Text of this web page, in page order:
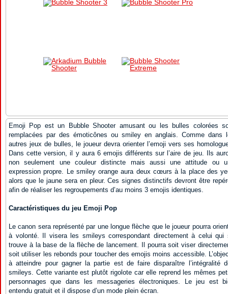
Emoji Pop est un Bubble Shooter amusant ou les bulles colorées
remplacées par des émoticônes ou smiley en anglais. Comme dans
autres jeux de bulles, le joueur devra orienter l’emoji vers ses
Dans cette version, il y aura 6 emojis différents sur l’aire de jeu. Ils
non seulement une couleur distincte mais aussi une attitude ou
expression propre. Le smiley orange aura deux cœurs à la place des
alors que le jaune sera en pleur. Ces signes distinctifs devront être
afin de réaliser les regroupements d’au moins 3 emojis identiques.
Caractéristiques du jeu Emoji Pop
Le canon sera représenté par une longue flèche que le joueur pourra
à volonté. Il visera les smileys correspondant directement à celui qui
trouve à la base de la flèche de lancement. Il pourra soit viser
soit utiliser les rebonds pour toucher des emojis moins accessible.
à atteindre pour gagner la partie est de faire disparaître l’intégralité
smileys. Cette variante est plutôt rigolote car elle reprend les mêmes
personnages que dans les messageries électroniques. Le jeu est
entendu gratuit et il dispose d’un mode plein écran.